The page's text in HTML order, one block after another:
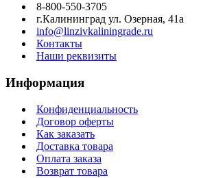
8-800-550-3705
г.Калининград ул. Озерная, 41а
info@linzivkaliningrade.ru
Контакты
Наши реквизиты
Информация
Конфиденциальность
Договор оферты
Как заказать
Доставка товара
Оплата заказа
Возврат товара